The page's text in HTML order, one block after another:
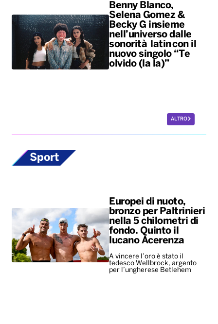
Benny Blanco,
Selena Gomez &
Becky G insieme
nell’universo dalle
sonorità latin con il
nuovo singolo “Te
olvido (la la)”
ALTRO
Sport
Europei di nuoto,
bronzo per Paltrinieri
nella 5 chilometri di
fondo. Quinto il
lucano Acerenza
A vincere l’oro è stato il
tedesco Wellbrock, argento
per l’ungherese Betlehem